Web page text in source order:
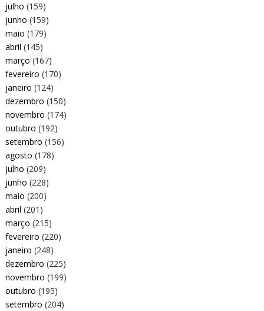
julho (159)
junho (159)
maio (179)
abril (145)
março (167)
fevereiro (170)
janeiro (124)
dezembro (150)
novembro (174)
outubro (192)
setembro (156)
agosto (178)
julho (209)
junho (228)
maio (200)
abril (201)
março (215)
fevereiro (220)
janeiro (248)
dezembro (225)
novembro (199)
outubro (195)
setembro (204)